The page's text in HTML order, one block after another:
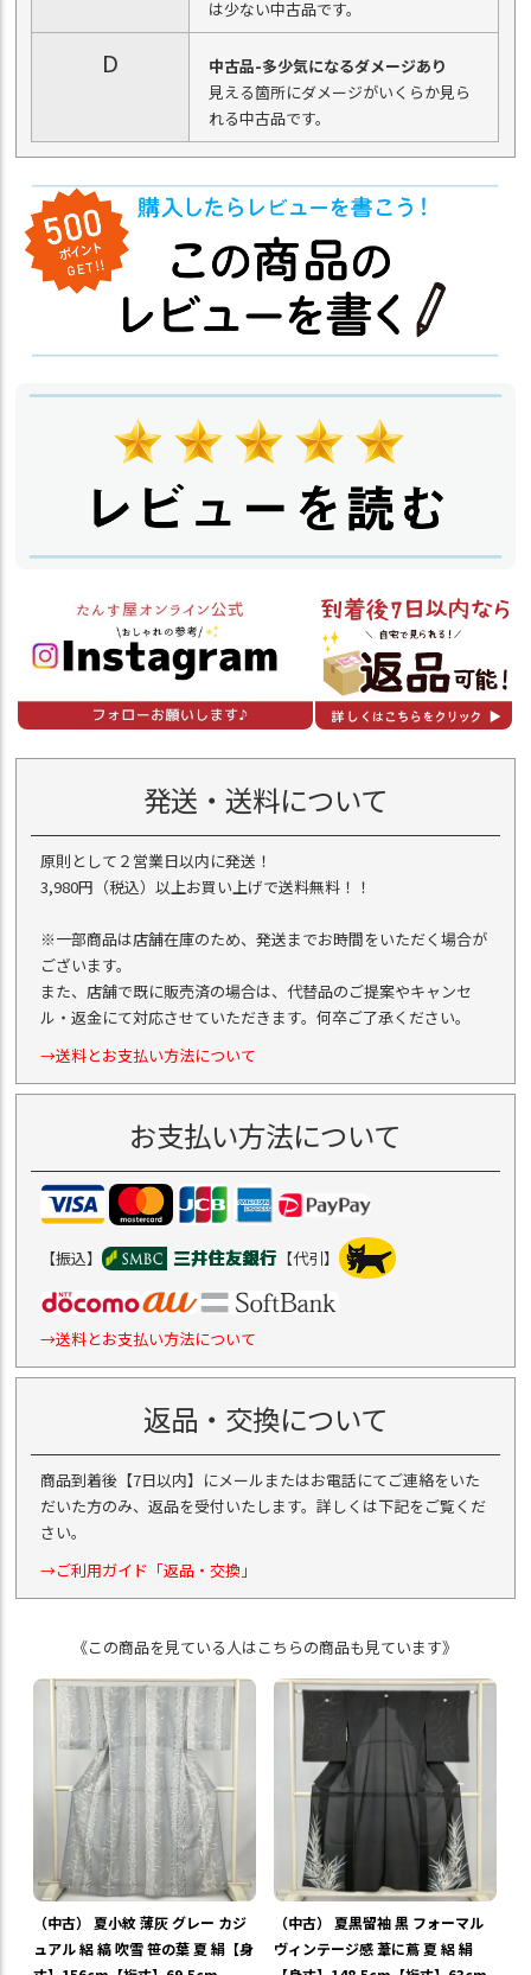
は少ない中古品です。
D
中古品-多少気になるダメージあり
見える箇所にダメージがいくらか見ら
れる中古品です。
発送・送料について
原則として２営業日以内に発送！
3,980円（税込）以上お買い上げで送料無料！！
※一部商品は店舗在庫のため、発送までお時間をいただく場合が
ございます。
また、店舗で既に販売済の場合は、代替品のご提案やキャンセ
ル・返金にて対応させていただきます。何卒ご了承ください。
→送料とお支払い方法について
お支払い方法について
【振込】 【代引】
→送料とお支払い方法について
返品・交換について
商品到着後【7日以内】にメールまたはお電話にてご連絡をいた
だいた方のみ、返品を受付いたします。詳しくは下記をご覧くだ
さい。
→ご利用ガイド「返品・交換」
《この商品を見ている人はこちらの商品も見ています》
（中古） 夏小紋 薄灰 グレー カジ
ュアル 絽 縞 吹雪 笹の葉 夏 絹【身
（中古） 夏黒留袖 黒 フォーマル
ヴィンテージ感 葦に蔦 夏 絽 絹